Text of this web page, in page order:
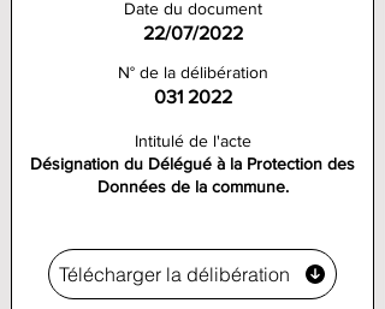
Date du document
22/07/2022
N° de la délibération
031 2022
Intitulé de l'acte
Désignation du Délégué à la Protection des
Données de la commune.
Télécharger la délibération